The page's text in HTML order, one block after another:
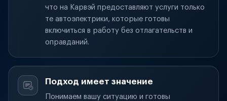
что на Карвэй предоставляют услуги только
те автоэлектрики, которые готовы
включиться в работу без отлагательств и
оправданий.
Подход имеет значение
Понимаем вашу ситуацию и готовы